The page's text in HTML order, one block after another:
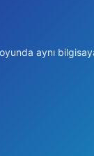
aynı